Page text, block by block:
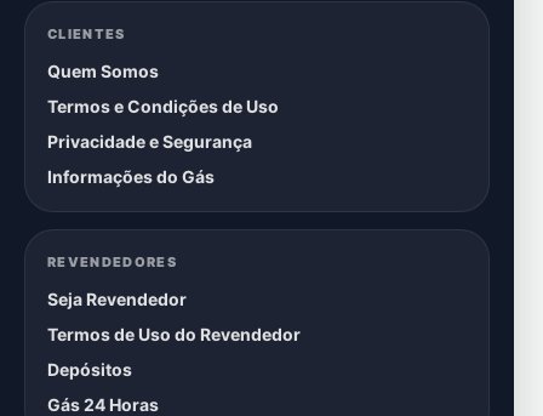
CLIENTES
Quem Somos
Termos e Condições de Uso
Privacidade e Segurança
Informações do Gás
REVENDEDORES
Seja Revendedor
Termos de Uso do Revendedor
Depósitos
Gás 24 Horas